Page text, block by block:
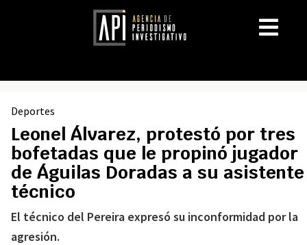
Deportes
Leonel Álvarez, protestó por tres
bofetadas que le propinó jugador
de Águilas Doradas a su asistente
técnico
El técnico del Pereira expresó su inconformidad por la
agresión.